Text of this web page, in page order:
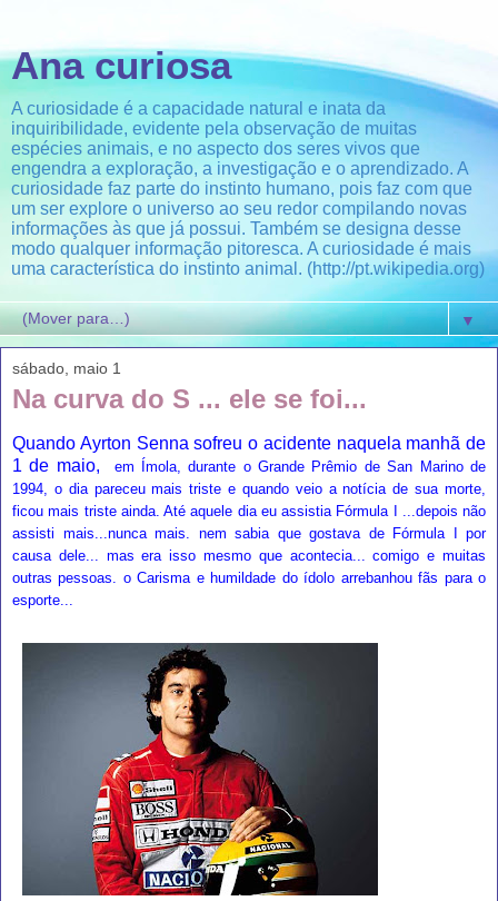
Ana curiosa
A curiosidade é a capacidade natural e inata da
inquiribilidade, evidente pela observação de muitas
espécies animais, e no aspecto dos seres vivos que
engendra a exploração, a investigação e o aprendizado. A
curiosidade faz parte do instinto humano, pois faz com que
um ser explore o universo ao seu redor compilando novas
informações às que já possui. Também se designa desse
modo qualquer informação pitoresca. A curiosidade é mais
uma característica do instinto animal. (http://pt.wikipedia.org)
▼
sábado, maio 1
Na curva do S ... ele se foi...
Quando Ayrton Senna sofreu o acidente naquela manhã de
1 de maio,
em Ímola, durante oGrande Prêmio de San Marino de
1994 , o dia pareceu mais triste e quando veio a notícia de sua morte,
ficou mais triste ainda. Até aquele dia eu assistia Fórmula I ...depois não
assisti mais...nunca mais. nem sabia que gostava de Fórmula I por
causa dele... mas era isso mesmo que acontecia... comigo e muitas
outras pessoas. o Carisma e humildade do ídolo arrebanhou fãs para o
esporte...